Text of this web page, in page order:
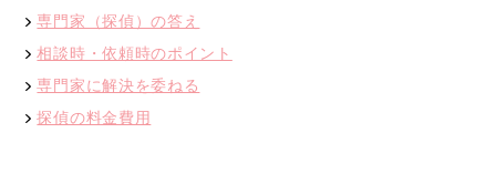
専門家（探偵）の答え
相談時・依頼時のポイント
専門家に解決を委ねる
探偵の料金費用